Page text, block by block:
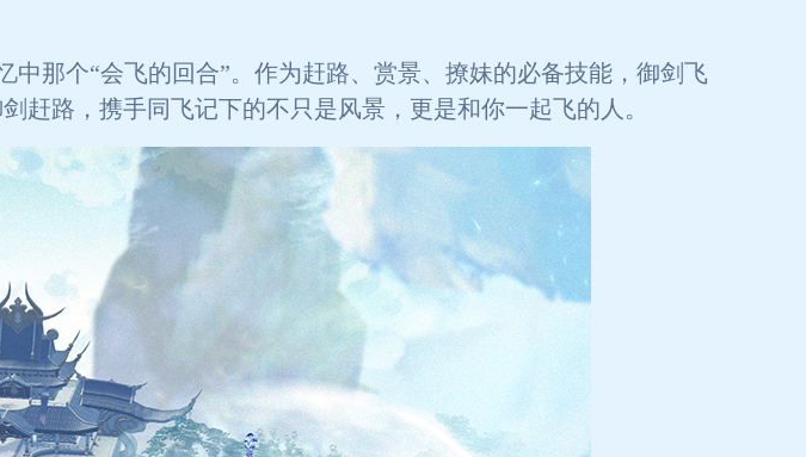
中那个“会飞的回合”。作为赶路、赏景、撩妹的必备技能，御剑飞
赶路，携手同飞记下的不只是风景，更是和你一起飞的人。